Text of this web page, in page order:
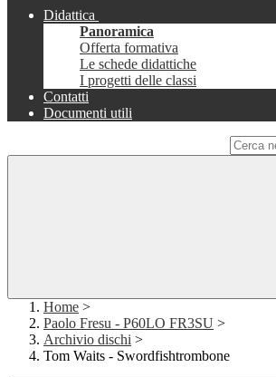
Didattica
Panoramica
Offerta formativa
Le schede didattiche
I progetti delle classi
Contatti
Documenti utili
Home >
Paolo Fresu - P60LO FR3SU >
Archivio dischi >
Tom Waits - Swordfishtrombone